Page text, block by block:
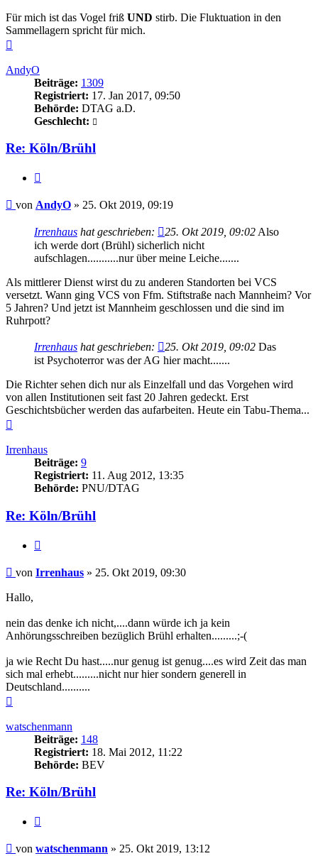
Für mich ist das Vogel friß UND stirb. Die Fluktuation in den
Sammellagern spricht für mich.
AndyO
Beiträge: 1309
Registriert: 17. Jan 2017, 09:50
Behörde: DTAG a.D.
Geschlecht:
Re: Köln/Brühl
Beitrag
von AndyO » 25. Okt 2019, 09:19
Irrenhaus hat geschrieben: 25. Okt 2019, 09:02 Also
ich werde dort (Brühl) sicherlich nicht
aufschlagen...........nur über meine Leiche.......
Als mittlerer Dienst wirst du zu anderen Standorten bei VCS
versetzt. Wann ging VCS von Ffm. Stiftstraße nach Mannheim? Vor
5 Jahren? Und jetzt ist Mannheim geschlossen und die sind im
Ruhrpott?
Irrenhaus hat geschrieben: 25. Okt 2019, 09:02 Das
ist Psychoterror was der AG hier macht.......
Die Richter sehen dich nur als Einzelfall und das Vorgehen wird
von allen Institutionen seit fast 20 Jahren gedeckt. Erst
Geschichtsbücher werden das aufarbeiten. Heute ein Tabu-Thema...
Irrenhaus
Beiträge: 9
Registriert: 11. Aug 2012, 13:35
Behörde: PNU/DTAG
Re: Köln/Brühl
Beitrag
von Irrenhaus » 25. Okt 2019, 09:30
Hallo,
nein das denke ich nicht,....dann würde ich ja kein
Anhörungsschreiben bezüglich Brühl erhalten.........;-(
ja wie Recht Du hast.....nur genug ist genug....es wird Zeit das man
sich mal erhebt.........nicht nur hier sondern generell in
Deutschland..........
watschenmann
Beiträge: 148
Registriert: 18. Mai 2012, 11:22
Behörde: BEV
Re: Köln/Brühl
Beitrag
von watschenmann » 25. Okt 2019, 13:12